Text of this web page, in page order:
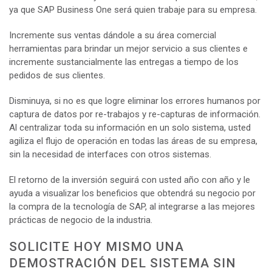
ya que SAP Business One será quien trabaje para su empresa.
Incremente sus ventas dándole a su área comercial
herramientas para brindar un mejor servicio a sus clientes e
incremente sustancialmente las entregas a tiempo de los
pedidos de sus clientes.
Disminuya, si no es que logre eliminar los errores humanos por
captura de datos por re-trabajos y re-capturas de información.
Al centralizar toda su información en un solo sistema, usted
agiliza el flujo de operación en todas las áreas de su empresa,
sin la necesidad de interfaces con otros sistemas.
El retorno de la inversión seguirá con usted año con año y le
ayuda a visualizar los beneficios que obtendrá su negocio por
la compra de la tecnología de SAP, al integrarse a las mejores
prácticas de negocio de la industria.
SOLICITE HOY MISMO UNA
DEMOSTRACIÓN DEL SISTEMA SIN